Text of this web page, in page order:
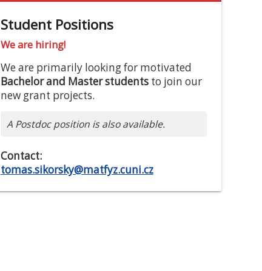
Student Positions
We are hiring!
We are primarily looking for motivated
Bachelor and Master studentsto join our
new grant projects.
A Postdoc position is also available.
Contact:
tomas.sikorsky@matfyz.cuni.cz